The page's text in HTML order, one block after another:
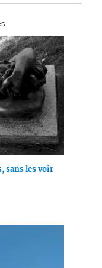
sans les voir